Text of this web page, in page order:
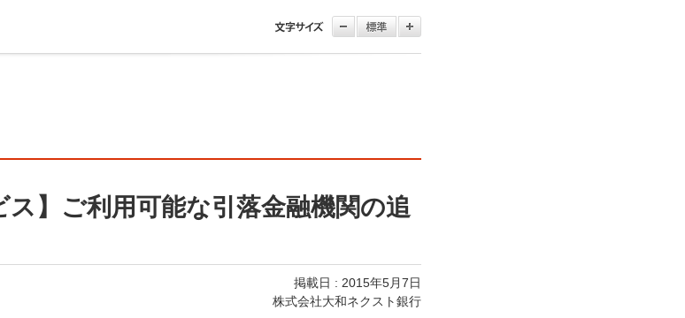
ス】ご利用可能な引落金融機関の追
掲載日 : 2015年5月7日
株式会社大和ネクスト銀行